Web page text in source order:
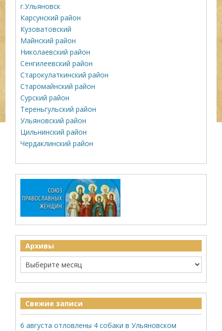
г.Ульяновск
Карсунский район
Кузоватовский
Майнский район
Николаевский район
Сенгилеевский район
Старокулаткинский район
Старомайнский район
Сурский район
Тереньгульский район
Ульяновский район
Цильнинский район
Чердаклинский район
Архивы
Свежие записи
6 августа отловлены 4 собаки в Ульяновском